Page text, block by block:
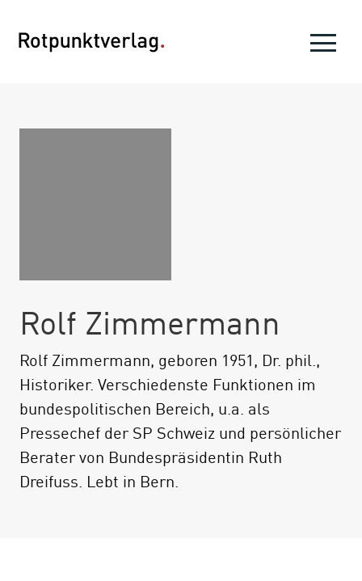
Rolf Zimmermann
Rolf Zimmermann, geboren 1951, Dr. phil.,
Historiker. Verschiedenste Funktionen im
bundespolitischen Bereich, u.a. als
Pressechef der SP Schweiz und persönlicher
Berater von Bundespräsidentin Ruth
Dreifuss. Lebt in Bern.